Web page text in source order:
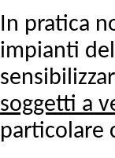
In pratica
impianti
soggetti a
particolare